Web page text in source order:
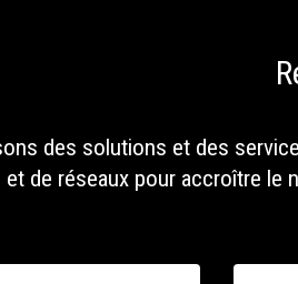
des solutions et des
de réseaux pour accroître le